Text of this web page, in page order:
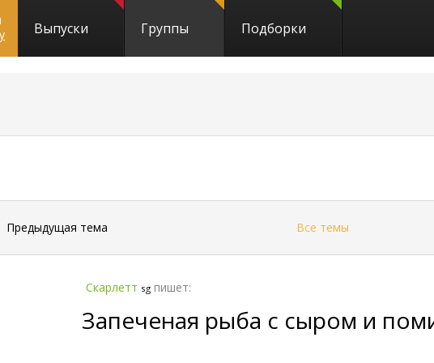
Выпуски Группы Подборки
Предыдущая тема Все темы
Скарлетт sg пишет:
Запеченая рыба с сыром и